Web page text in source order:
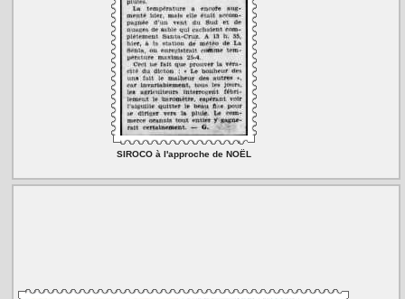
SIROCO à l'approche de NOËL